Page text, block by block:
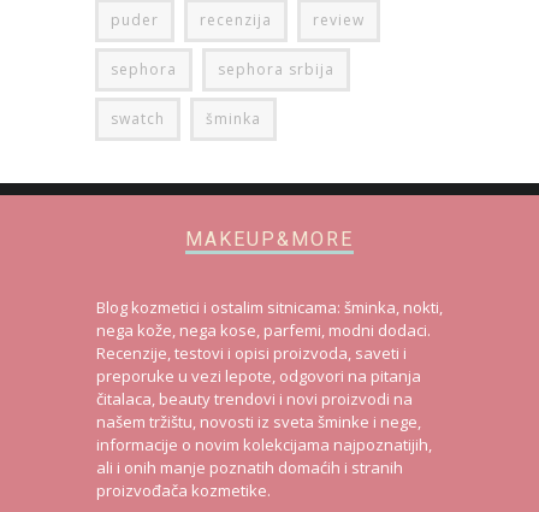
puder recenzija review
sephora sephora srbija
swatch šminka
MAKEUP&MORE
Blog kozmetici i ostalim sitnicama: šminka, nokti,
nega kože, nega kose, parfemi, modni dodaci.
Recenzije, testovi i opisi proizvoda, saveti i
preporuke u vezi lepote, odgovori na pitanja
čitalaca, beauty trendovi i novi proizvodi na
našem tržištu, novosti iz sveta šminke i nege,
informacije o novim kolekcijama najpoznatijih,
ali i onih manje poznatih domaćih i stranih
proizvođača kozmetike.